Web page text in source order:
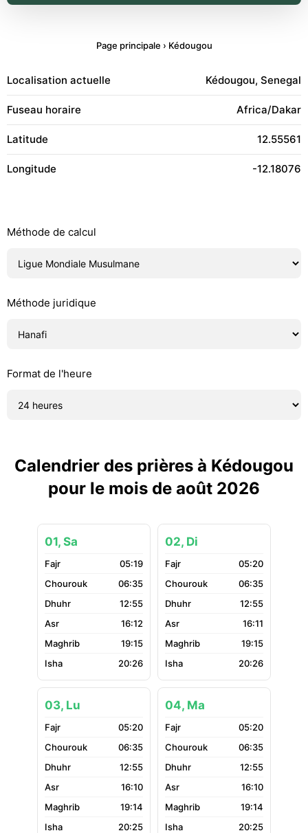
Page principale › Kédougou
Localisation actuelle Kédougou, Senegal
Fuseau horaire Africa/Dakar
Latitude 12.55561
Longitude -12.18076
Méthode de calcul
Méthode juridique
Format de l'heure
Calendrier des prières à Kédougou
pour le mois de août 2026
01, Sa
05:19
06:35
12:55
16:12
19:15
20:26
02, Di
05:20
06:35
12:55
16:11
19:15
20:26
03, Lu
05:20
06:35
12:55
16:10
19:14
20:25
04, Ma
05:20
06:35
12:55
16:10
19:14
20:25